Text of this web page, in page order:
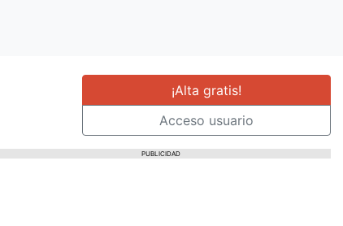
¡Alta gratis!
Acceso usuario
PUBLICIDAD